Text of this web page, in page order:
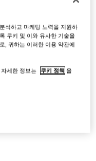
석하고 마케팅 노력을 지원하
쿠키 및 이와 유사한 기술을
, 귀하는 이러한 이용 약관에
세한 정보는 쿠키 정책 을